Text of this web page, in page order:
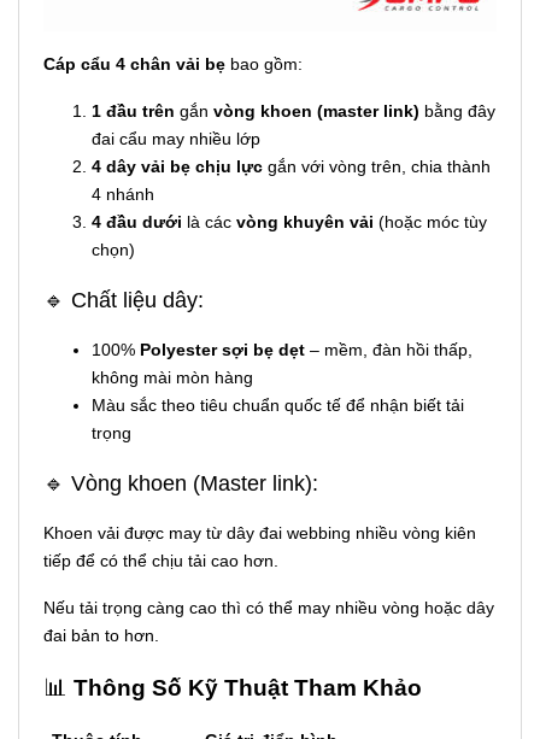
Cáp cẩu 4 chân vải bẹ bao gồm:
1 đầu trên gắn vòng khoen (master link) bằng đây
đai cẩu may nhiều lớp
4 dây vải bẹ chịu lực gắn với vòng trên, chia thành
4 nhánh
4 đầu dưới là các vòng khuyên vải (hoặc móc tùy
chọn)
🔹 Chất liệu dây:
100% Polyester sợi bẹ dẹt – mềm, đàn hồi thấp,
không mài mòn hàng
Màu sắc theo tiêu chuẩn quốc tế để nhận biết tải
trọng
🔹 Vòng khoen (Master link):
Khoen vải được may từ dây đai webbing nhiều vòng kiên
tiếp để có thể chịu tải cao hơn.
Nếu tải trọng càng cao thì có thể may nhiều vòng hoặc dây
đai bản to hơn.
📊 Thông Số Kỹ Thuật Tham Khảo